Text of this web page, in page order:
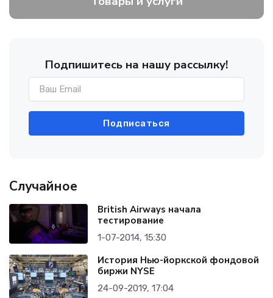
Подпишитесь на нашу рассылку!
Подписаться
Случайное
British Airways начала
тестирование
1-07-2014, 15:30
История Нью-йоркской фондовой
биржи NYSE
24-09-2019, 17:04